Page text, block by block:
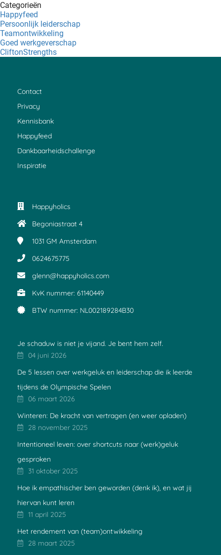
Categorieën
Happyfeed
Persoonlijk leiderschap
Teamontwikkeling
Goed werkgeverschap
CliftonStrengths
Contact
Privacy
Kennisbank
Happyfeed
Dankbaarheidschallenge
Inspiratie
Happyholics
Begoniastraat 4
1031 GM Amsterdam
0624675775
glenn@happyholics.com
KvK nummer: 61140449
BTW nummer: NL002189284B30
Je schaduw is niet je vijand. Je bent hem zelf.
04 juni 2026
De 5 lessen over werkgeluk en leiderschap die ik leerde
tijdens de Olympische Spelen
06 maart 2026
Winteren: De kracht van vertragen (en weer opladen)
28 november 2025
Intentioneel leven: over shortcuts naar (werk)geluk
gesproken
31 oktober 2025
Hoe ik empathischer ben geworden (denk ik), en wat jij
hiervan kunt leren
11 april 2025
Het rendement van (team)ontwikkeling
28 maart 2025